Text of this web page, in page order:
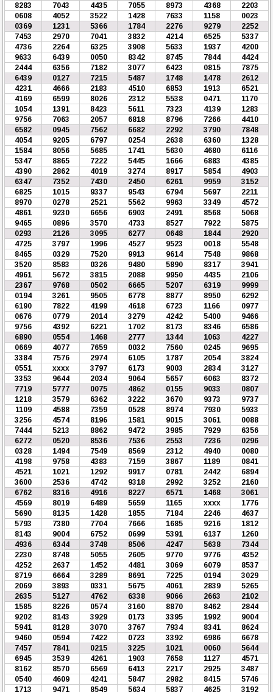
8283
7043 4435 7055 8973 4368
2203
0608
4052 3522 1428 7633 1158
0023
0369
1231 5366 1784 2276 9279
2252
7453
2970 7041 3832 4214 6525
5337
4736
2264 6325 3908 5633 1937
4200
9633
6439 0050 8342 8745 7844
4424
2444
6356 7182 3077 6423 0815
7875
6439
0127 7215 5487 1748 1478
2612
4231
4666 2183 4510 6853 1913
6521
4169
6599 8026 2312 5538 0471
1170
1054
1391 8423 5611 7323 4139
1283
9756
7063 2057 6818 8796 7266
4410
6582
0945 7562 6682 2292 3790
7848
4054
9205 6797 0254 2638 6360
1328
1584
8056 5685 1741 5630 4680
6116
5347
8865 7222 5445 1666 6883
4385
4390
2862 4019 3274 8917 5854
4903
6347
7352 7430 2450 6261 9959
3152
6825
1015 9337 9543 6794 5697
2211
8970
0278 2521 5562 9963 3349
4572
4861
9230 6656 6903 2491 8568
5068
9465
0896 3570 4733 8527 7922
5875
0293
2126 3095 6277 0648 1844
2920
4725
3797 1996 4527 9523 0018
5548
8465
0329 7520 9913 9614 7548
9868
3520
8583 0326 9480 5890 8317
3941
4961
5672 3815 2088 9950 4435
2106
2367
9768 0502 6665 5207 6319
9999
0194
3261 9505 6778 8877 8950
6292
6190
7822 4199 4618 6723 1166
0977
0676
0779 2014 3279 4242 5400
9466
9756
4392 6221 1702 8173 8346
6586
6890
0554 1468 2777 1344 1063
4227
0669
4077 7659 0032 7560 0245
9695
3384
7576 2974 6105 1787 2054
3824
0551
xxxx 3797 6173 9003 2834
3127
3353
9644 2034 9064 5657 6063
8372
7719
5777 0075 4862 0155 9033
0807
1218
3579 6362 3222 3670 9373
9737
1109
4588 7359 0528 8974 7930
5933
3256
4574 8196 1581 9015 3061
0088
7444
5213 8862 9472 3985 7929
6356
6272
0520 8536 7536 2553 7236
0296
0328
1494 7549 8569 2312 4940
0080
4198
9758 4383 7159 3867 1189
0841
4521
1021 1292 9917 0781 2442
6894
3600
2536 4742 9318 2992 3252
2160
6762
8316 4916 8227 6571 1468
3061
4569
8019 6489 5659 1165 xxxx
1776
5690
8135 1428 1855 7184 2246
4637
5793
7380 7704 7666 1685 9216
1812
8143
9004 6752 0699 5391 6137
1260
4936
6344 3748 8506 4247 5638
7344
2230
8748 5055 2605 9770 9776
4352
4252
2637 1452 4481 3069 6079
8537
8719
6664 3289 8691 7225 0194
3029
2069
3893 0331 5675 4061 2839
5265
2635
5127 4762 6338 9066 2663
2102
1585
8226 0574 3160 8870 8462
2844
9202
8143 3929 0173 3395 1992
9004
5941
8128 3070 3767 7934 8341
8624
9460
0594 7422 0723 3392 6986
6678
7457
7841 0215 3225 1021 0060
5644
6945
3539 4261 1903 7658 1127
4571
8162
8570 6569 6413 2217 2925
3487
0540
4609 4241 5847 2982 8415
5746
1713
9471 8549 5634 5837 4625 3192